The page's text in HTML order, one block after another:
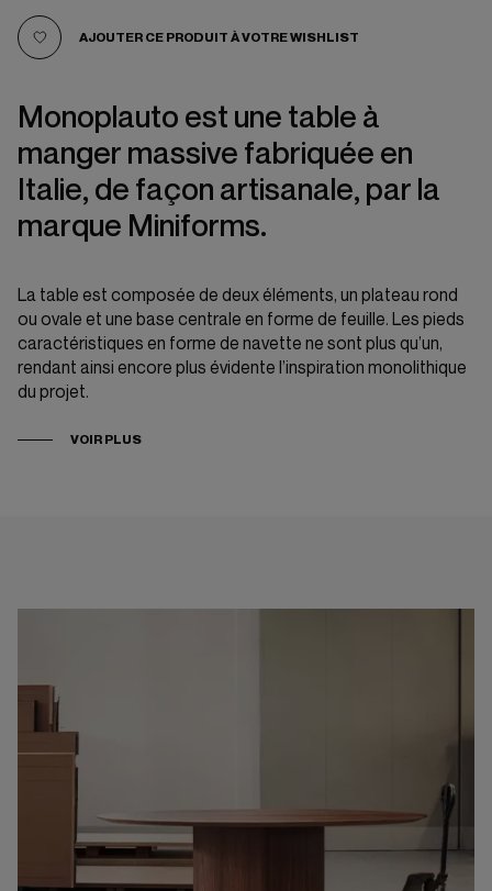
AJOUTER CE PRODUIT À VOTRE WISHLIST
Monoplauto est une table à
manger massive fabriquée en
Italie, de façon artisanale, par la
marque Miniforms.
La table est composée de deux éléments, un plateau rond
ou ovale et une base centrale en forme de feuille. Les pieds
caractéristiques en forme de navette ne sont plus qu’un,
rendant ainsi encore plus évidente l’inspiration monolithique
du projet.
VOIR PLUS